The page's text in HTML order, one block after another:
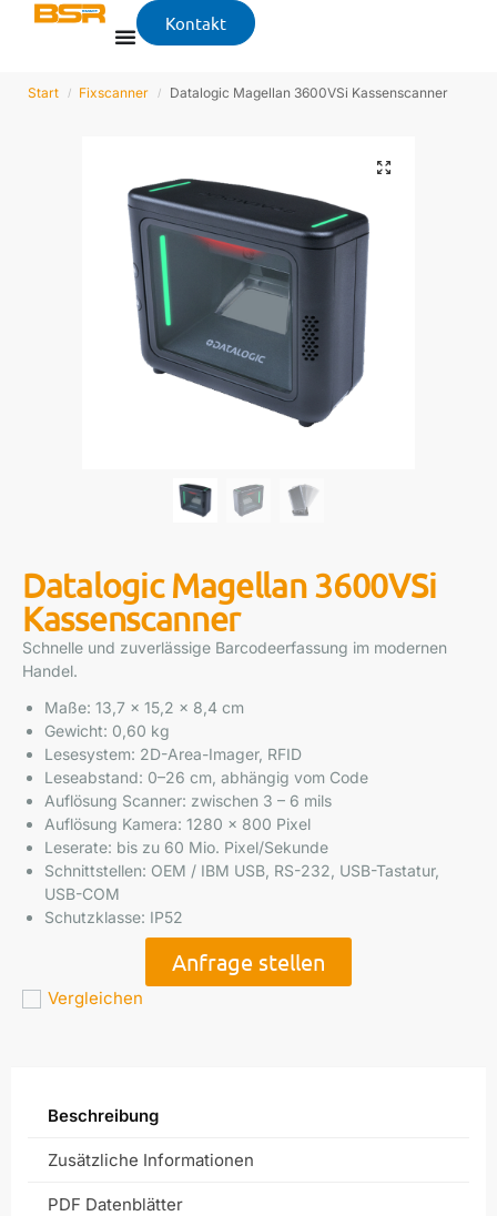
Kontakt
Start / Fixscanner / Datalogic Magellan 3600VSi Kassenscanner
Datalogic Magellan 3600VSi
Kassenscanner
Schnelle und zuverlässige Barcodeerfassung im modernen
Handel.
Maße: 13,7 x 15,2 x 8,4 cm
Gewicht: 0,60 kg
Lesesystem: 2D-Area-Imager, RFID
Leseabstand: 0–26 cm, abhängig vom Code
Auflösung Scanner: zwischen 3 – 6 mils
Auflösung Kamera: 1280 x 800 Pixel
Leserate: bis zu 60 Mio. Pixel/Sekunde
Schnittstellen: OEM / IBM USB, RS-232, USB-Tastatur,
USB-COM
Schutzklasse: IP52
Anfrage stellen
Vergleichen
Beschreibung
Zusätzliche Informationen
PDF Datenblätter